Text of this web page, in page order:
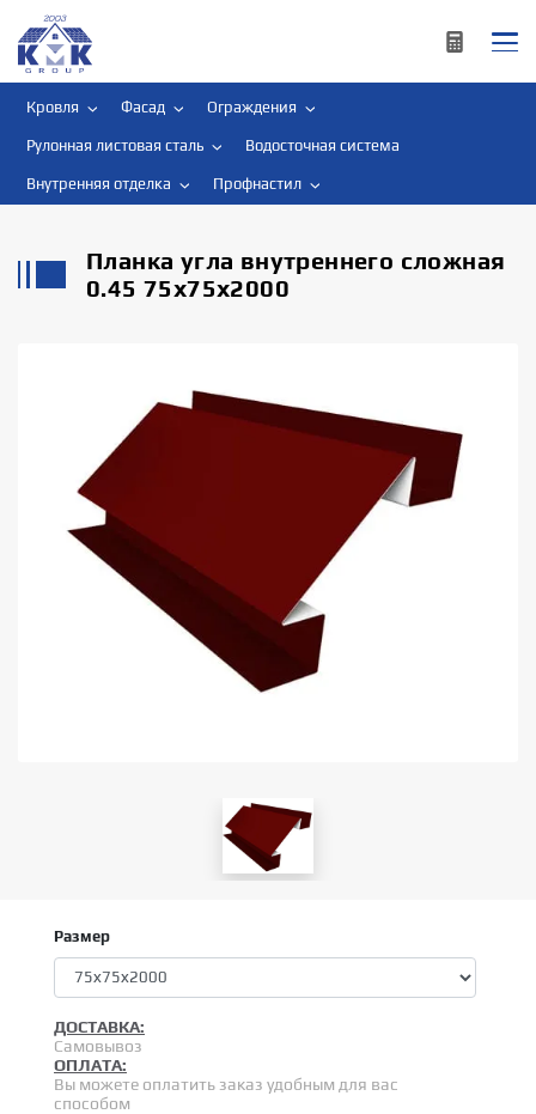
Кровля Фасад Ограждения
Рулонная листовая сталь Водосточная система
Внутренняя отделка Профнастил
Планка угла внутреннего сложная
0.45 75х75х2000
Размер
ДОСТАВКА:
Самовывоз
ОПЛАТА:
Вы можете оплатить заказ удобным для вас
способом